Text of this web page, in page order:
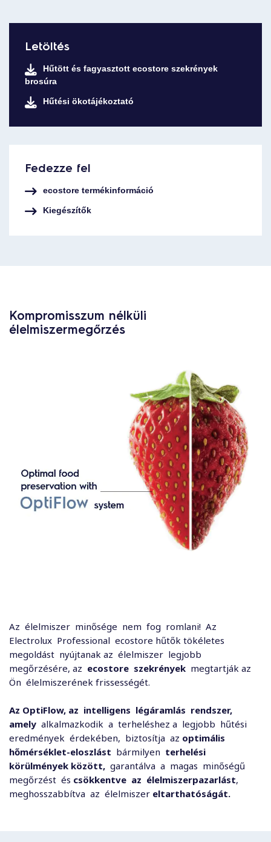
Letöltés
Hűtött és fagyasztott ecostore szekrények
brosúra
Hűtési ökotájékoztató
Fedezze fel
ecostore termékinformáció
Kiegészítők
Kompromisszum nélküli
élelmiszermegőrzés
Az élelmiszer minősége nem fog romlani! Az
Electrolux Professional ecostore hűtők tökéletes
megoldást nyújtanak az élelmiszer legjobb
megőrzésére, az ecostore szekrények megtartják az
Ön élelmiszerének frissességét.
Az OptiFlow, az intelligens légáramlás rendszer,
amely alkalmazkodik a terheléshez a legjobb hűtési
eredmények érdekében, biztosítja az optimális
hőmérséklet-eloszlást bármilyen terhelési
körülmények között, garantálva a magas minőségű
megőrzést és csökkentve az élelmiszerpazarlást,
meghosszabbítva az élelmiszer eltarthatóságát.